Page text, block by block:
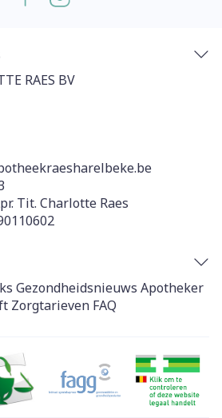
RAES BV
Tit. Charlotte Raes
Gezondheidsnieuws Apotheker
Zorgtarieven FAQ